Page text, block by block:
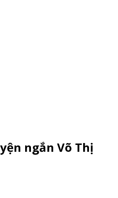
ngắn Võ Thị